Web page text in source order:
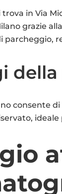
trova in Via
grazie
parcheggio,
consente
ideale